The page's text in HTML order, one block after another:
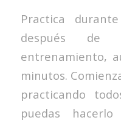
Practica
después de
entrenamiento,
minutos.
practicando
puedas